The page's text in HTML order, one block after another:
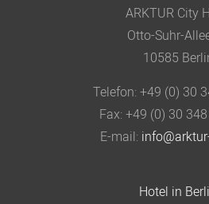
ARKTUR City
Otto-Suhr-
10585
Telefon: +49 (0) 30
Fax: +49 (0) 30
E-mail:
Hotel in